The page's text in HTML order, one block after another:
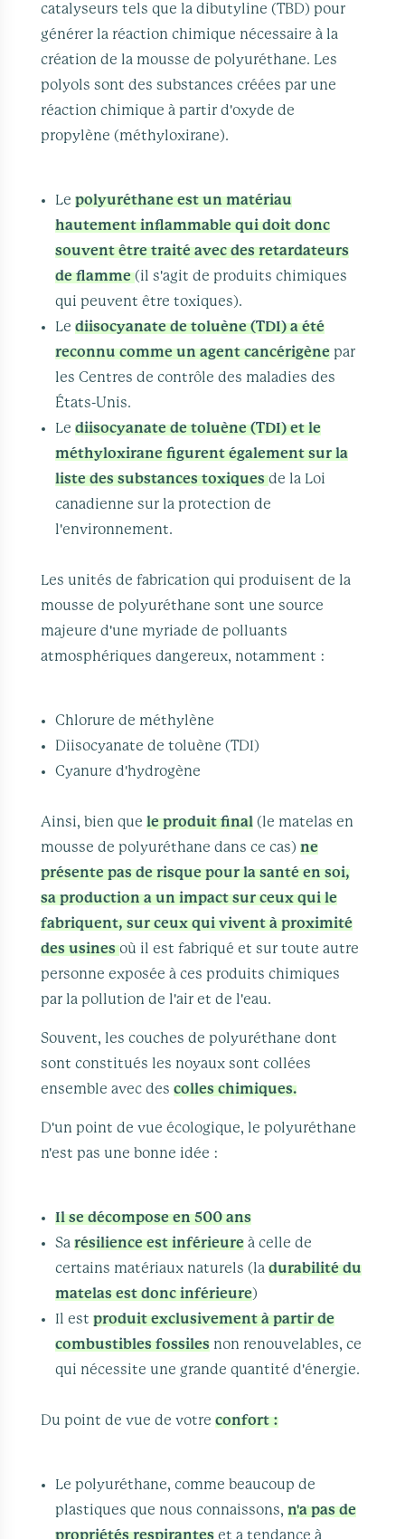
catalyseurs tels que la dibutyline (TBD) pour
générer la réaction chimique nécessaire à la
création de la mousse de polyuréthane. Les
polyols sont des substances créées par une
réaction chimique à partir d'oxyde de
propylène (méthyloxirane).
Lepolyuréthane est un matériau
hautement inflammable qui doit donc
souvent être traité avec des retardateurs
de flamme(il s'agit de produits chimiques
qui peuvent être toxiques).
Lediisocyanate de toluène (TDI) a été
reconnu comme un agent cancérigène par
les Centres de contrôle des maladies des
États-Unis.
Lediisocyanate de toluène (TDI) et le
méthyloxirane figurent également sur la
liste des substances toxiquesde la Loi
canadienne sur la protection de
l'environnement.
Les unités de fabrication qui produisent de la
mousse de polyuréthane sont une source
majeure d'une myriade de polluants
atmosphériques dangereux, notamment :
Chlorure de méthylène
Diisocyanate de toluène (TDI)
Cyanure d'hydrogène
Ainsi, bien quele produit final (le matelas en
mousse de polyuréthane dans ce cas)ne
présente pas de risque pour la santé en soi,
sa production a un impact sur ceux qui le
fabriquent, sur ceux qui vivent à proximité
des usinesoù il est fabriqué et sur toute autre
personne exposée à ces produits chimiques
par la pollution de l'air et de l'eau.
Souvent, les couches de polyuréthane dont
sont constitués les noyaux sont collées
ensemble avec descolles chimiques.
D'un point de vue écologique, le polyuréthane
n'est pas une bonne idée :
Il se décompose en 500 ans
Sarésilience est inférieure à celle de
certains matériaux naturels (ladurabilité du
matelas est donc inférieure)
Il estproduit exclusivement à partir de
combustibles fossiles non renouvelables, ce
qui nécessite une grande quantité d'énergie.
Du point de vue de votreconfort :
Le polyuréthane, comme beaucoup de
plastiques que nous connaissons,n'a pas de
propriétés respirantes et a tendance à